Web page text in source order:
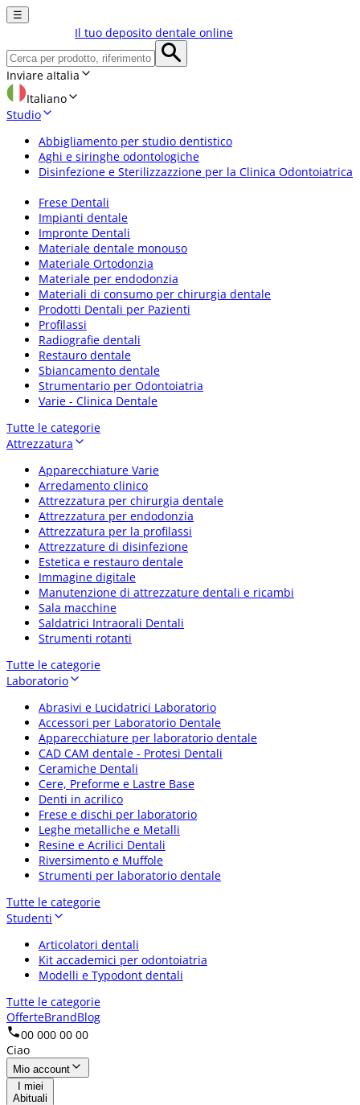
☰
Il tuo deposito dentale online
Inviare aItalia
Italiano
Studio
Abbigliamento per studio dentistico
Aghi e siringhe odontologiche
Disinfezione e Sterilizzazzione per la Clinica Odontoiatrica
Frese Dentali
Impianti dentale
Impronte Dentali
Materiale dentale monouso
Materiale Ortodonzia
Materiale per endodonzia
Materiali di consumo per chirurgia dentale
Prodotti Dentali per Pazienti
Profilassi
Radiografie dentali
Restauro dentale
Sbiancamento dentale
Strumentario per Odontoiatria
Varie - Clinica Dentale
Tutte le categorie
Attrezzatura
Apparecchiature Varie
Arredamento clinico
Attrezzatura per chirurgia dentale
Attrezzatura per endodonzia
Attrezzatura per la profilassi
Attrezzature di disinfezione
Estetica e restauro dentale
Immagine digitale
Manutenzione di attrezzature dentali e ricambi
Sala macchine
Saldatrici Intraorali Dentali
Strumenti rotanti
Tutte le categorie
Laboratorio
Abrasivi e Lucidatrici Laboratorio
Accessori per Laboratorio Dentale
Apparecchiature per laboratorio dentale
CAD CAM dentale - Protesi Dentali
Ceramiche Dentali
Cere, Preforme e Lastre Base
Denti in acrilico
Frese e dischi per laboratorio
Leghe metalliche e Metalli
Resine e Acrilici Dentali
Riversimento e Muffole
Strumenti per laboratorio dentale
Tutte le categorie
Studenti
Articolatori dentali
Kit accademici per odontoiatria
Modelli e Typodont dentali
Tutte le categorie
OfferteBrandBlog
00 000 00 00
Ciao
Mio account
I miei
Abituali